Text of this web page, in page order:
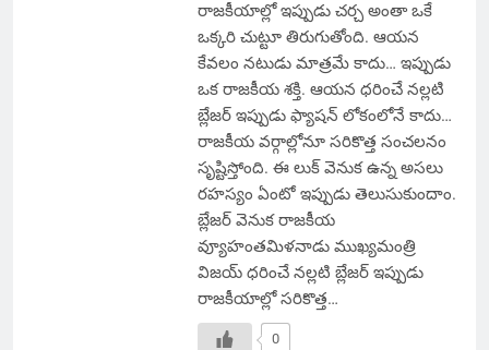
రాజకీయాల్లో ఇప్పుడు చర్చ అంతా ఒకే
ఒక్కరి చుట్టూ తిరుగుతోంది. ఆయన
కేవలం నటుడు మాత్రమే కాదు… ఇప్పుడు
ఒక రాజకీయ శక్తి. ఆయన ధరించే నల్లటి
బ్లేజర్ ఇప్పుడు ఫ్యాషన్ లోకంలోనే కాదు…
రాజకీయ వర్గాల్లోనూ సరికొత్త సంచలనం
సృష్టిస్తోంది. ఈ లుక్ వెనుక ఉన్న అసలు
రహస్యం ఏంటో ఇప్పుడు తెలుసుకుందాం.
బ్లేజర్ వెనుక రాజకీయ
వ్యూహంతమిళనాడు ముఖ్యమంత్రి
విజయ్ ధరించే నల్లటి బ్లేజర్ ఇప్పుడు
రాజకీయాల్లో సరికొత్త…
0